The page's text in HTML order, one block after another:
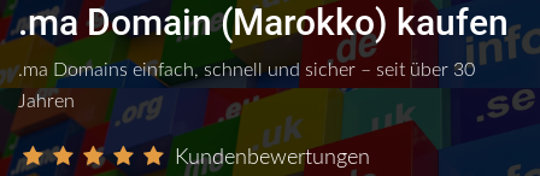
.ma Domain (Marokko) kaufen
.ma Domains einfach, schnell und sicher – seit über 30
Jahren
Kundenbewertungen